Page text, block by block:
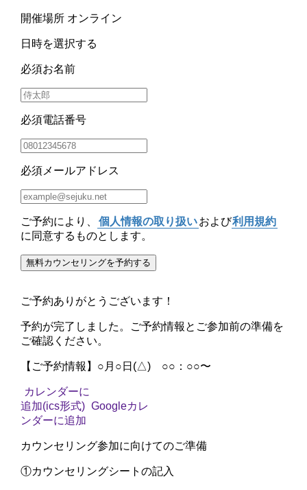
開催場所 オンライン
日時を選択する
必須お名前
必須電話番号
必須 メールアドレス
ご予約により、 個人情報の取り扱いおよび利用規約
に同意するものとします。
無料カウンセリングを予約する
ご予約ありがとうございます！
予約が完了しました。 ご予約情報 と ご参加前の準備を
ご確認ください。
【ご予約情報】 ○月○日(△) ○○：○○〜
カレンダーに
追加(ics形式) Googleカレ
ンダーに追加
カウンセリング参加に向けてのご準備
①カウンセリングシートの記入